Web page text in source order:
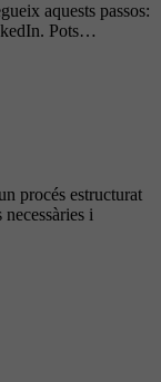
aquests passos:
Pots…
procés estructurat
i